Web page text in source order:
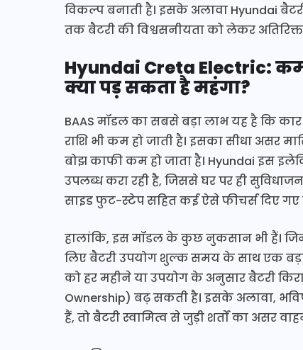
विकल्प बनाती है। इसके अलावा Hyundai
तक बैटरी की विश्वसनीयता को लेकर अतिरिक्त
Hyundai Creta Electric:
क्या पड़ सकता है महंगा?
BAAS मॉडल का सबसे बड़ा लाभ यह है कि
राशि भी कम हो जाती है। इसका सीधा असर
बोझ काफी कम हो जाता है। Hyundai इस
उपलब्ध करा रही है, जिससे घर पर ही
साइड फुट-स्टेप सहित कई ऐसे फीचर्स दिए गए
हालांकि, इस मॉडल के कुछ नुकसान भी हैं। जिन
लिए बैटरी उपयोग शुल्क समय के साथ एक
को हर महीने या उपयोग के अनुसार बैटरी
Ownership) बढ़ सकती है। इसके अलावा,
हैं, तो बैटरी स्वामित्व से जुड़ी शर्तों का असर